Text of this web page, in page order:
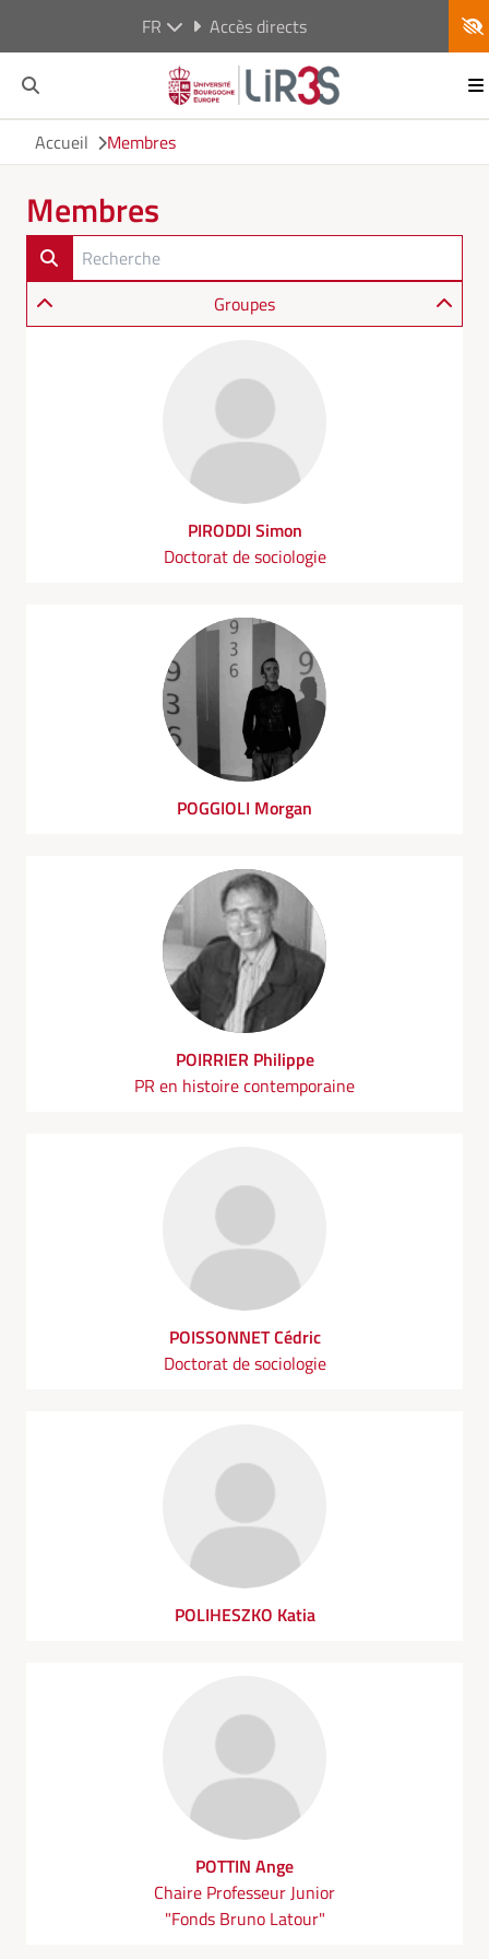
FR Accès directs
Accueil Membres
Membres
Groupes
PIRODDI Simon
Doctorat de sociologie
POGGIOLI Morgan
POIRRIER Philippe
PR en histoire contemporaine
POISSONNET Cédric
Doctorat de sociologie
POLIHESZKO Katia
POTTIN Ange
Chaire Professeur Junior
"Fonds Bruno Latour"